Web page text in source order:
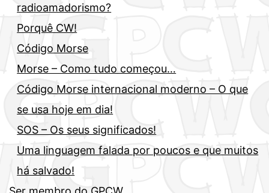
radioamadorismo?
Porquê CW!
Código Morse
Morse – Como tudo começou…
Código Morse internacional moderno – O que
se usa hoje em dia!
SOS – Os seus significados!
Uma linguagem falada por poucos e que muitos
há salvado!